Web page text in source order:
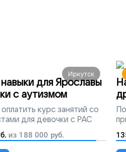
Иркутск
для Ярославы
с аутизмом
оплатить курс занятий со
для девочки с РАС
из 188 000 руб.